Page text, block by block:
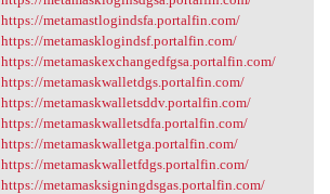
https://metamastlogindsfa.portalfin.com/
https://metamasklogindsf.portalfin.com/
https://metamaskexchangedfgsa.portalfin.com/
https://metamaskwalletdgs.portalfin.com/
https://metamaskwalletsddv.portalfin.com/
https://metamaskwalletsdfa.portalfin.com/
https://metamaskwalletga.portalfin.com/
https://metamaskwalletfdgs.portalfin.com/
https://metamasksigningdsgas.portalfin.com/